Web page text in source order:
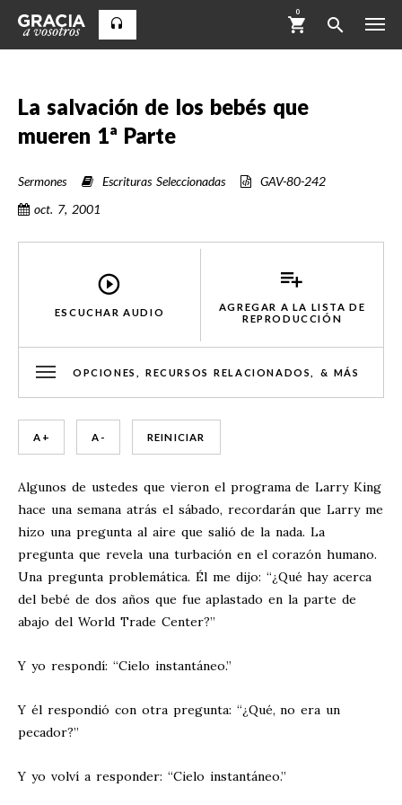
0
La salvación de los bebés que
mueren 1ª Parte
Sermones Escrituras Seleccionadas
GAV-80-242
oct. 7, 2001
ESCUCHAR AUDIO
AGREGAR A LA LISTA DE
REPRODUCCIÓN
OPCIONES, RECURSOS RELACIONADOS, & MÁS
A + A - REINICIAR
Algunos de ustedes que vieron el programa de Larry King
hace una semana atrás el sábado, recordarán que Larry me
hizo una pregunta al aire que salió de la nada. La
pregunta que revela una turbación en el corazón humano.
Una pregunta problemática. Él me dijo: “¿Qué hay acerca
del bebé de dos años que fue aplastado en la parte de
abajo del World Trade Center?”
Y yo respondí: “Cielo instantáneo.”
Y él respondió con otra pregunta: “¿Qué, no era un
pecador?”
Y yo volví a responder: “Cielo instantáneo.”